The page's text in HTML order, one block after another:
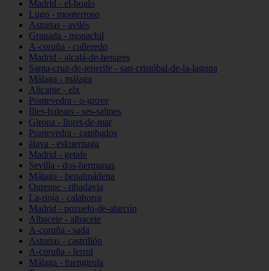
Madrid - el-boalo
Lugo - monterroso
Asturias - avilés
Granada - monachil
A-coruña - culleredo
Madrid - alcalá-de-henares
Santa-cruz-de-tenerife - san-cristóbal-de-la-laguna
Málaga - málaga
Alicante - elx
Pontevedra - o-grove
Illes-balears - ses-salines
Girona - lloret-de-mar
Pontevedra - cambados
álava - eskuernaga
Madrid - getafe
Sevilla - dos-hermanas
Málaga - benalmádena
Ourense - ribadavia
La-rioja - calahorra
Madrid - pozuelo-de-alarcón
Albacete - albacete
A-coruña - sada
Asturias - castrillón
A-coruña - ferrol
Málaga - fuengirola